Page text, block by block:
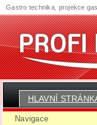
HLAVNÍ
Navigace
Gastro technika, projekce